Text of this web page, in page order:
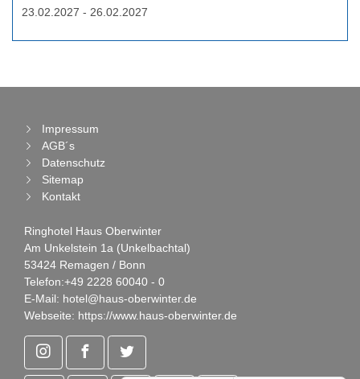
23.02.2027 - 26.02.2027
Impressum
AGB´s
Datenschutz
Sitemap
Kontakt
Ringhotel Haus Oberwinter
Am Unkelstein 1a (Unkelbachtal)
53424 Remagen / Bonn
Telefon:+49 2228 60040 - 0
E-Mail: hotel@haus-oberwinter.de
Webseite: https://www.haus-oberwinter.de